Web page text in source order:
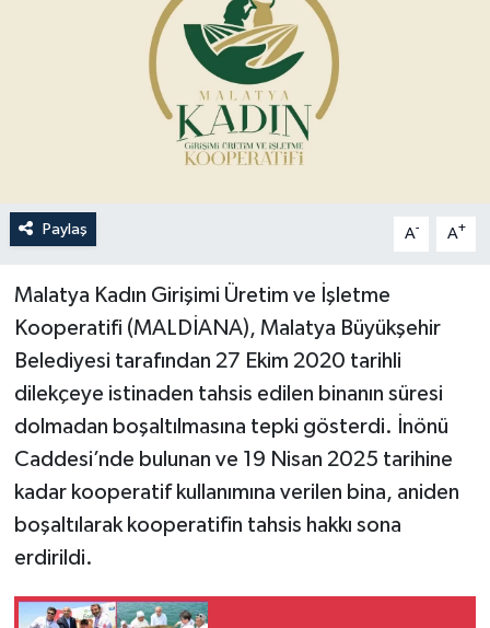
Paylaş A- A+
Malatya Kadın Girişimi Üretim ve İşletme
Kooperatifi (MALDİANA), Malatya Büyükşehir
Belediyesi tarafından 27 Ekim 2020 tarihli
dilekçeye istinaden tahsis edilen binanın süresi
dolmadan boşaltılmasına tepki gösterdi. İnönü
Caddesi’nde bulunan ve 19 Nisan 2025 tarihine
kadar kooperatif kullanımına verilen bina, aniden
boşaltılarak kooperatifin tahsis hakkı sona
erdirildi.
Yaşam